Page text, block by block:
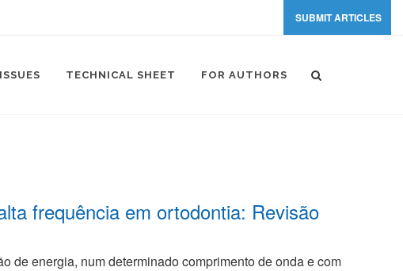
SUBMIT ARTICLES
ISSUES TECHNICAL SHEET FOR AUTHORS
frequência em ortodontia: Revisão
de energia, num determinado comprimento de onda e com